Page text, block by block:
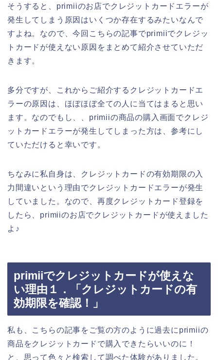
そうすると、primiiのお店でクレジットカードエラーが
発生してしまう原因はいくつか存在するみたいなんで
すよね。なので、今回こちらの記事でprimiiでクレジッ
トカードが使えない原因をまとめて紹介させていただ
きます。
多分ですが、これからご紹介するクレジットカードエ
ラーの原因は、ほぼほぼ全ての人に当てはまると思い
ます。なのでもし、、primiiの商品の購入画面でクレジ
ットカードエラーが発生してしまった方は、参考にし
ていただけると幸いです。
ちなみに私自身は、クレジットカードの有効期限の入
力間違いという理由でクレジットカードエラーが発生
していました。なので、再度クレジットカード登録を
したら、primiiのお店でクレジットカードが使えました
よ♪
primiiでクレジットカードが使えな
い理由１．「クレジットカードの有
効期限を確認！」
私も、こちらの記事をご覧の方のように過去にprimiiの
商品をクレジットカードで購入できたらいいのに！
と、思って色々と検索して調べた体験がありました。